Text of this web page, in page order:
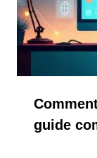
guide